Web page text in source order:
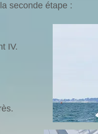
seconde étape :
IV.